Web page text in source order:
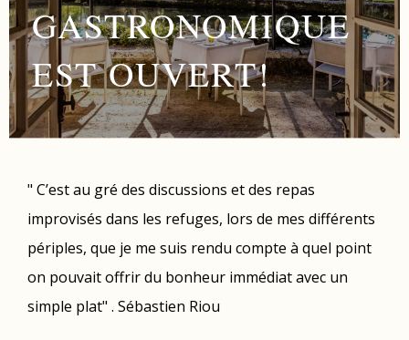
GASTRONOMIQUE
EST OUVERT!
" C’est au gré des discussions et des repas
improvisés dans les refuges, lors de mes différents
périples, que je me suis rendu compte à quel point
on pouvait offrir du bonheur immédiat avec un
simple plat" . Sébastien Riou